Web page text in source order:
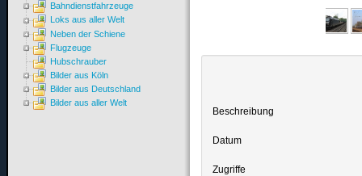
Beschreibung
Datum
Zugriffe
Bahndienstfahrzeuge
Loks aus aller Welt
Neben der Schiene
Flugzeuge
Hubschrauber
Bilder aus Köln
Bilder aus Deutschland
Bilder aus aller Welt